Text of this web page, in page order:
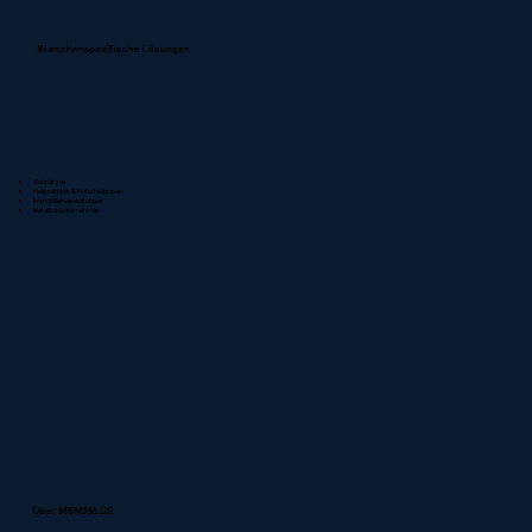
Branchenspezifische Lösungen
Über MSM365.DE
Zahnärzte
Heilpraktiker & Naturheilpraxen
Immobilienverwaltungen
Metallbauunternehmen